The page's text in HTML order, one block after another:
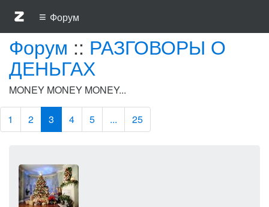
≡ Форум
Форум :: РАЗГОВОРЫ О
ДЕНЬГАХ
MONEY MONEY MONEY...
1 2 3 4 5 ... 25